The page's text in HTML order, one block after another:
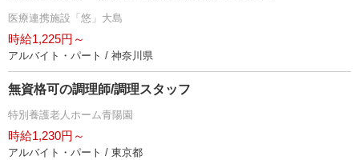
医療連携施設「悠」大島
時給1,225円～
アルバイト・パート / 神奈川県
無資格可の調理師/調理スタッフ
特別養護老人ホーム青陽園
時給1,230円～
アルバイト・パート / 東京都